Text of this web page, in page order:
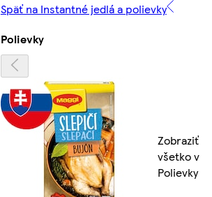
Späť na Instantné jedlá a polievky
Polievky
Zobraziť
všetko v
Polievky